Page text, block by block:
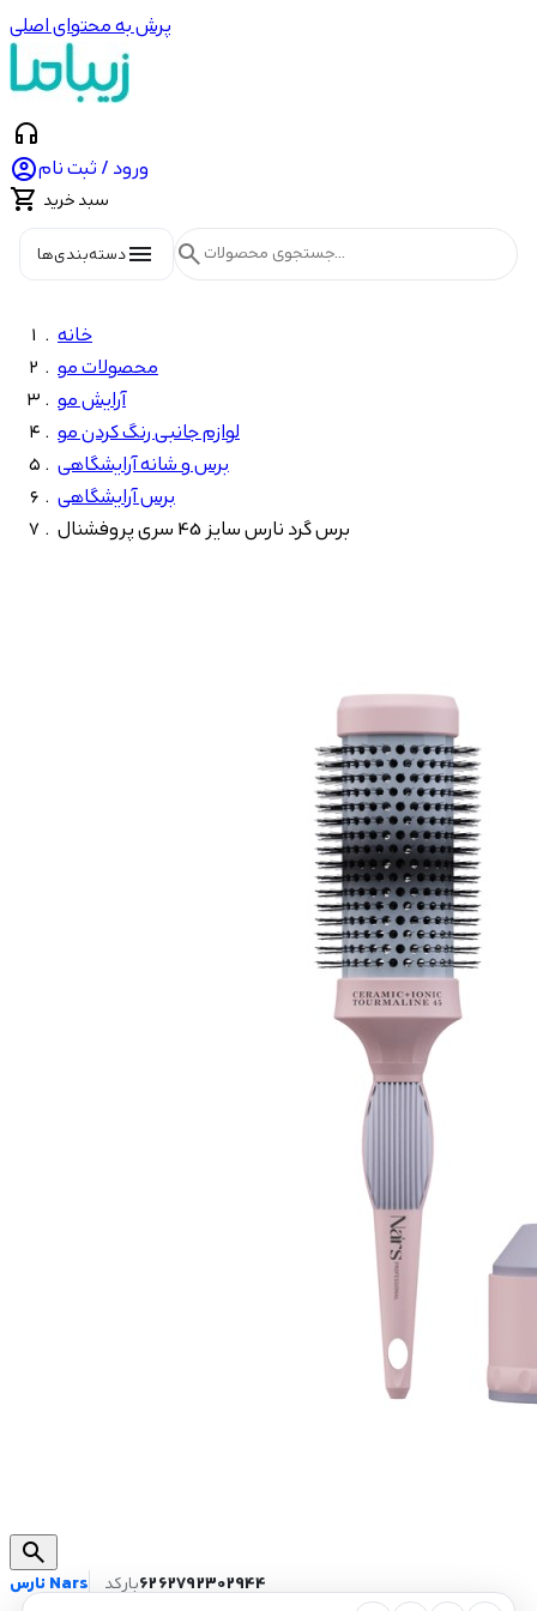
پرش به محتوای اصلی
headphones
ورود / ثبت نام
 سبد خرید
menuدسته‌بندی‌ها search
خانه
محصولات مو
آرایش مو
لوازم جانبی رنگ کردن مو
برس و شانه آرایشگاهی
برس آرایشگاهی
برس گرد نارس سایز 45 سری پروفشنال
search
نارس Nars بارکد6262792302944